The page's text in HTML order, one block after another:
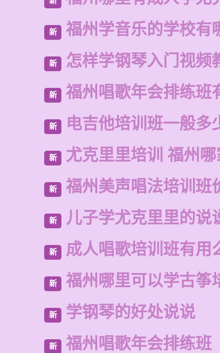
新 福州学音乐的学校有
新 怎样学钢琴入门视频
新 福州唱歌年会排练班
新 电吉他培训班一般多
新 尤克里里培训 福州
新 福州美声唱法培训班
新 儿子学尤克里里的说
新 成人唱歌培训班有用
新 福州哪里可以学古筝
新 学钢琴的好处说说
新 福州唱歌年会排练班